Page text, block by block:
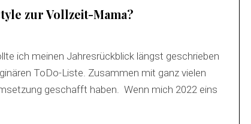
zur Vollzeit-Mama?
ich meinen Jahresrückblick längst geschrieben
ToDo-Liste. Zusammen mit ganz vielen
geschafft haben. Wenn mich 2022 eins